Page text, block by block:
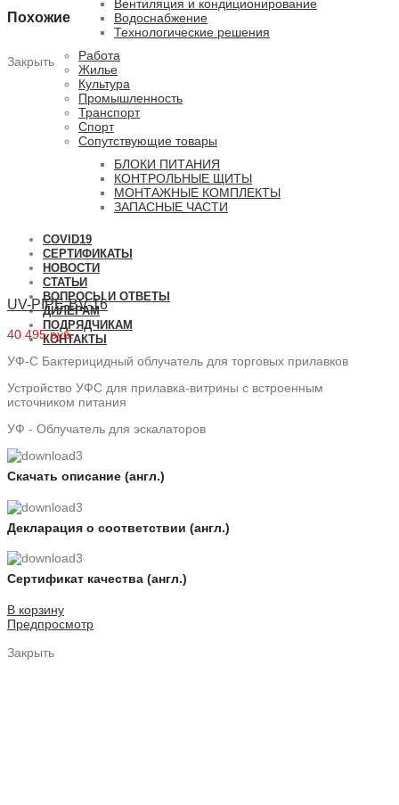
Вентиляция и кондиционирование
Водоснабжение
Технологические решения
Работа
Жилье
Культура
Промышленность
Транспорт
Спорт
Сопутствующие товары
БЛОКИ ПИТАНИЯ
КОНТРОЛЬНЫЕ ЩИТЫ
МОНТАЖНЫЕ КОМПЛЕКТЫ
ЗАПАСНЫЕ ЧАСТИ
COVID19
СЕРТИФИКАТЫ
НОВОСТИ
СТАТЬИ
ВОПРОСЫ И ОТВЕТЫ
ДИЛЕРАМ
ПОДРЯДЧИКАМ
КОНТАКТЫ
Похожие
Закрыть
UV-PIPE-BV-16
40 495 руб.
УФ-С Бактерицидный облучатель для торговых прилавков
Устройство УФС для прилавка-витрины с встроенным
источником питания
УФ - Облучатель для эскалаторов
Скачать описание (англ.)
Декларация о соответствии (англ.)
Сертификат качества (англ.)
В корзину
Предпросмотр
Закрыть